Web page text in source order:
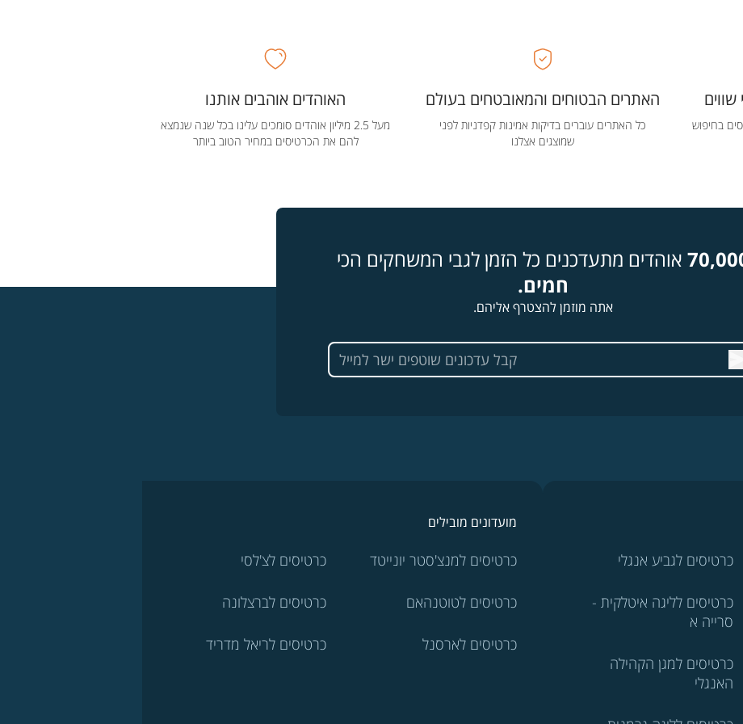
האתרים הבטוחים והמאובטחים בעולם
כל האתרים עוברים בדיקות אמינות קפדניות לפני
שמוצגים אצלנו
בחיפוש
האוהדים אוהבים אותנו
מעל 2.5 מיליון אוהדים סומכים עלינו בכל שנה שנמצא
להם את הכרטיסים במחיר הטוב ביותר
אוהדים מתעדכנים כל הזמן לגבי המשחקים הכי
חמים.
אתה מוזמן להצטרף אליהם.
כרטיסים לגביע אנגלי
כרטיסים לליגה איטלקית -
סרייה א
כרטיסים למגן הקהילה
האנגלי
מועדונים מובילים
כרטיסים למנצ'סטר יונייטד
כרטיסים לטוטנהאם
כרטיסים לארסנל
כרטיסים לצ'לסי
כרטיסים לברצלונה
כרטיסים לריאל מדריד